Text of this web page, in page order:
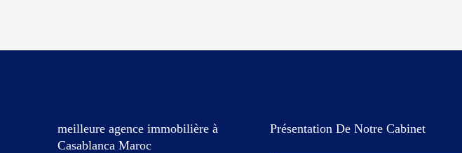
meilleure agence immobilière à
Casablanca Maroc
Présentation De Notre Cabinet